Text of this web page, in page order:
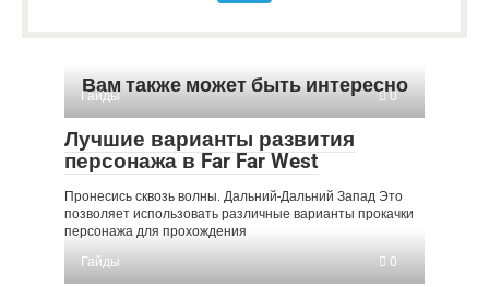
Вам также может быть интересно
Гайды 0
Лучшие варианты развития
персонажа в Far Far West
Пронесись сквозь волны. Дальний-Дальний Запад Это
позволяет использовать различные варианты прокачки
персонажа для прохождения
Гайды
0